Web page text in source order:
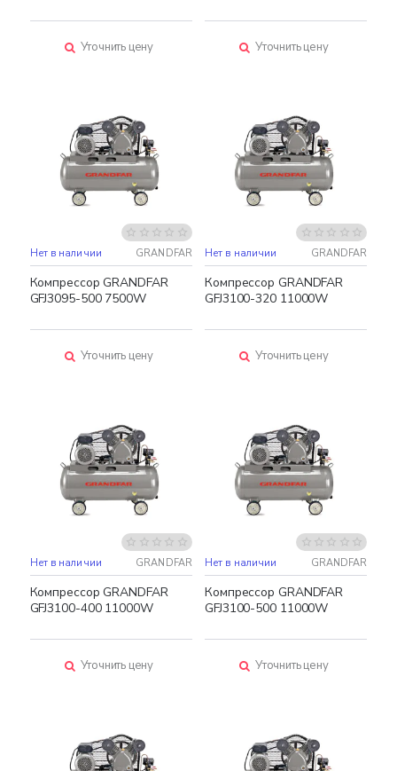
Уточнить цену Уточнить цену
Нет в наличии GRANDFAR
Компрессор GRANDFAR
GFJ3095-500 7500W
Уточнить цену
Нет в наличии GRANDFAR
Компрессор GRANDFAR
GFJ3100-320 11000W
Уточнить цену
Нет в наличии GRANDFAR
Компрессор GRANDFAR
GFJ3100-400 11000W
Уточнить цену
Нет в наличии GRANDFAR
Компрессор GRANDFAR
GFJ3100-500 11000W
Уточнить цену